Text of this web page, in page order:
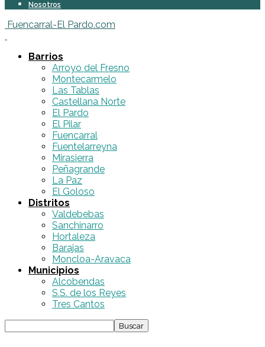
Nosotros
Fuencarral-El Pardo.com
Barrios
Arroyo del Fresno
Montecarmelo
Las Tablas
Castellana Norte
El Pardo
El Pilar
Fuencarral
Fuentelarreyna
Mirasierra
Peñagrande
La Paz
El Goloso
Distritos
Valdebebas
Sanchinarro
Hortaleza
Barajas
Moncloa-Aravaca
Municipios
Alcobendas
S.S. de los Reyes
Tres Cantos